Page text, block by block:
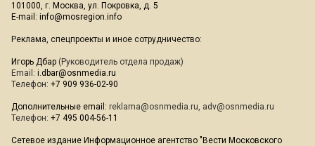
101000, г. Москва, ул. Покровка, д. 5
E-mail: info@mosregion.info
Реклама, спецпроекты и иное сотрудничество:
Игорь Дбар (Руководитель отдела продаж)
Email: i.dbar@osnmedia.ru
Телефон: +7 909 936-02-90
Дополнительные email: reklama@osnmedia.ru, adv@osnmedia.ru
Телефон: +7 495 004-56-11
Сетевое издание Информационное агентство "Вести Московского